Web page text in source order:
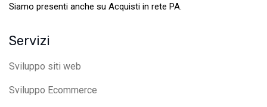
Siamo presenti anche su Acquisti in rete PA.
Servizi
Sviluppo siti web
Sviluppo Ecommerce